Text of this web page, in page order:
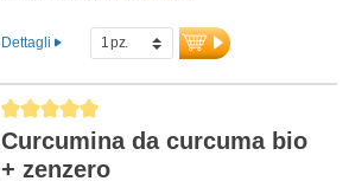
Dettagli
Average rating of 5 out of 5 stars
Curcumina da curcuma bio
+ zenzero